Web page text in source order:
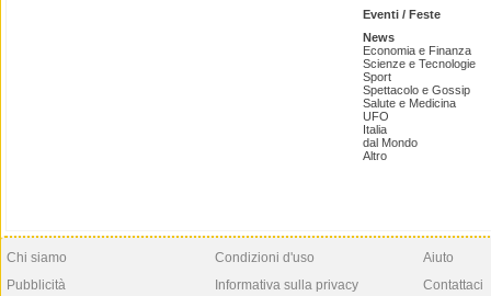
Eventi / Feste
News
Economia e Finanza
Scienze e Tecnologie
Sport
Spettacolo e Gossip
Salute e Medicina
UFO
Italia
dal Mondo
Altro
Chi siamo
Pubblicità
Condizioni d'uso
Informativa sulla privacy
Aiuto
Contattaci